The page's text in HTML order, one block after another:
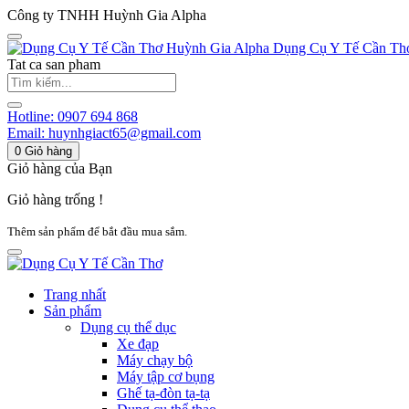
Công ty TNHH Huỳnh Gia Alpha
Huỳnh Gia Alpha Dụng Cụ Y Tế Cần
Tat ca san pham
Hotline: 0907 694 868
Email: huynhgiact65@gmail.com
0 Giỏ hàng
Giỏ hàng của Bạn
Giỏ hàng trống !
Thêm sản phẩm để bắt đầu mua sắm.
Trang nhất
Sản phẩm
Dụng cụ thể dục
Xe đạp
Máy chạy bộ
Máy tập cơ bụng
Ghế tạ-đòn tạ-tạ